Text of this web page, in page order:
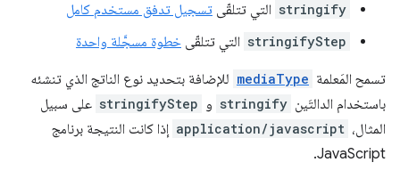
stringify التي تتلقّى تسجيل تدفق مستخدم كامل
stringifyStep التي تتلقّى خطوة مسجَّلة واحدة
تسمح المَعلمة mediaType للإضافة بتحديد نوع الناتج الذي تنشئه
باستخدام الدالتَين stringify و stringifyStep على سبيل
المثال، application/javascript إذا كانت النتيجة برنامج
JavaScript.